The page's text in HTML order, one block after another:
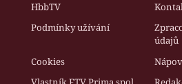
HbbTV
Podmínky užívání
údajů
Cookies